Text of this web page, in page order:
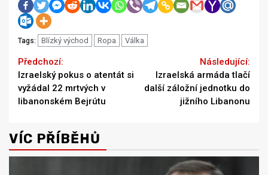
Tags: Blízký východ Ropa Válka
Continue
Reading
Izraelský pokus o atentát si
vyžádal 22 mrtvých v
libanonském Bejrútu
Izraelská armáda tlačí
další záložní jednotku do
jižního Libanonu
VÍC PŘÍBĚHŮ